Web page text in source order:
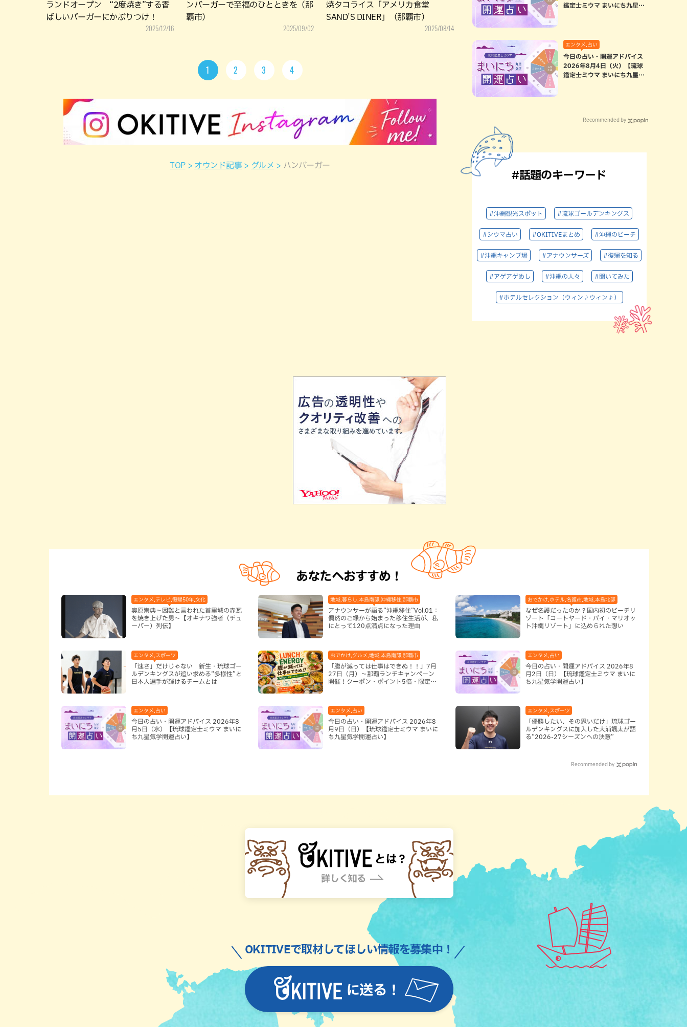
ランドオープン “2度焼き”する香
ばしいバーガーにかぶりつけ！
2025/12/16
ンバーガーで至福のひとときを（那
覇市）
2025/09/02
焼タコライス「アメリカ食堂
SAND’S DINER」（那覇市）
2025/08/14
1 2 3 4
TOP オウンド記事 グルメ ハンバーガー
鑑定士ミウマ まいにち九星気
エンタメ,占い
今日の占い・開運アドバイス
2026年8月4日（火）【琉球
鑑定士ミウマ まいにち九星気
Recommended by
#話題のキーワード
#沖縄観光スポット #琉球ゴールデンキングス
#シウマ占い #OKITIVEまとめ #沖縄のビーチ
#沖縄キャンプ場 #アナウンサーズ #復帰を知る
#アゲアゲめし #沖縄の人々 #聞いてみた
#ホテルセレクション（ウィン♪ウィン♪）
あなたへおすすめ！
エンタメ,テレビ,復帰50年,文化
奥原崇典～困難と言われた首里城の赤瓦
を焼き上げた男～【オキナワ強者（チュ
ーバー）列伝】
地域,暮らし,本島南部,沖縄移住,那覇市
アナウンサーが語る”沖縄移住”Vol.01：
偶然のご縁から始まった移住生活が、私
にとって120点満点になった理由
おでかけ,ホテル,名護市,地域,本島北部
なぜ名護だったのか？国内初のビーチリ
ゾート「コートヤード・バイ・マリオッ
ト沖縄リゾート」に込められた想い
エンタメ,スポーツ
「速さ」だけじゃない 新生・琉球ゴー
ルデンキングスが追い求める“多様性”と
日本人選手が輝けるチームとは
おでかけ,グルメ,地域,本島南部,那覇市
「腹が減っては仕事はできぬ！！」7月
27日（月）〜那覇ランチキャンペーン
開催！クーポン・ポイント5倍・限定グ
エンタメ,占い
今日の占い・開運アドバイス 2026年8
月2日（日）【琉球鑑定士ミウマ まいに
ち九星気学開運占い】
エンタメ,占い
今日の占い・開運アドバイス 2026年8
月5日（水）【琉球鑑定士ミウマ まいに
ち九星気学開運占い】
エンタメ,占い
今日の占い・開運アドバイス 2026年8
月9日（日）【琉球鑑定士ミウマ まいに
ち九星気学開運占い】
エンタメ,スポーツ
「優勝したい、その思いだけ」琉球ゴー
ルデンキングスに加入した大浦颯太が語
る“2026-27シーズンへの決意”
Recommended by
に送る！
OKITIVEで取材してほしい情報を募集中！